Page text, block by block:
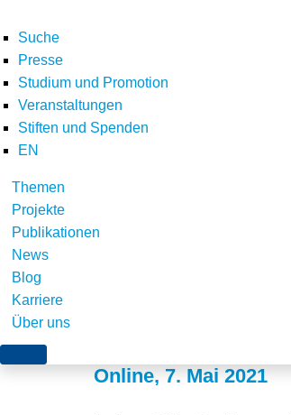
Suche
Presse
Studium und Promotion
Veranstaltungen
Stiften und Spenden
EN
Themen
Projekte
Publikationen
News
Blog
Karriere
Über uns
Online, 7. Mai 2021